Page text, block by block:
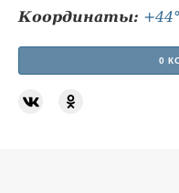
Координаты:
0